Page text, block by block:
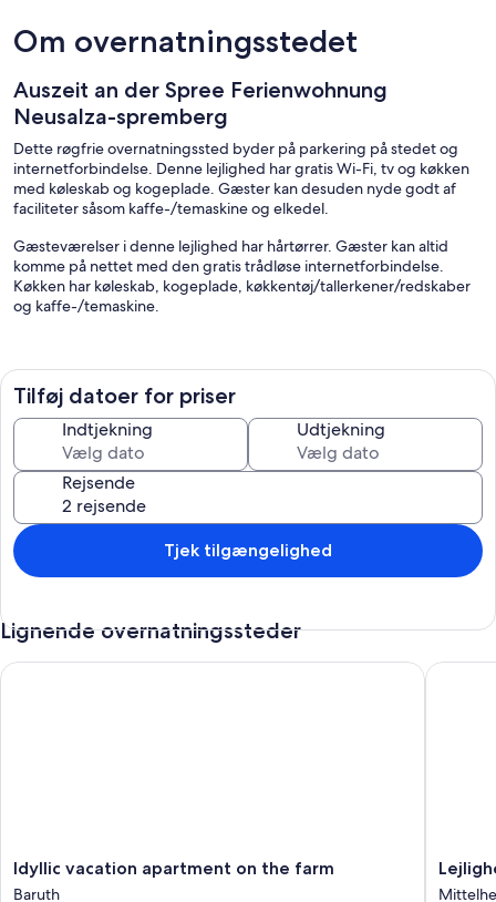
Om overnatningsstedet
Auszeit an der Spree Ferienwohnung
Neusalza-spremberg
Dette røgfrie overnatningssted byder på parkering på stedet og
internetforbindelse. Denne lejlighed har gratis Wi-Fi, tv og køkken
med køleskab og kogeplade. Gæster kan desuden nyde godt af
faciliteter såsom kaffe-/temaskine og elkedel.
Gæsteværelser i denne lejlighed har hårtørrer. Gæster kan altid
komme på nettet med den gratis trådløse internetforbindelse.
Køkken har køleskab, kogeplade, køkkentøj/tallerkener/redskaber
og kaffe-/temaskine.
Tilføj datoer for priser
Indtjekning Udtjekning
Rejsende
Tjek tilgængelighed
Lignende overnatningssteder
Idyllic
vacation
Idyllic vacation apartment on the farm
Baruth
Idyllic vacation apartment on the farm